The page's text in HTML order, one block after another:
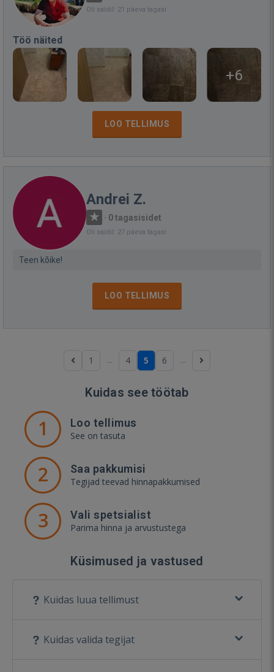
Oli saidil: 21 päeva tagasi
Töö näited
+6
LOO TELLIMUS
Andrei Z.
· 0 tagasisidet
Oli saidil: 27 päeva tagasi
Teen kõike!
LOO TELLIMUS
1 ... 4 5 6 ...
Kuidas see töötab
1 Loo tellimus
See on tasuta
2 Saa pakkumisi
Tegijad teevad hinnapakkumised
3 Vali spetsialist
Parima hinna ja arvustustega
Küsimused ja vastused
Kuidas luua tellimust
Kuidas valida tegijat